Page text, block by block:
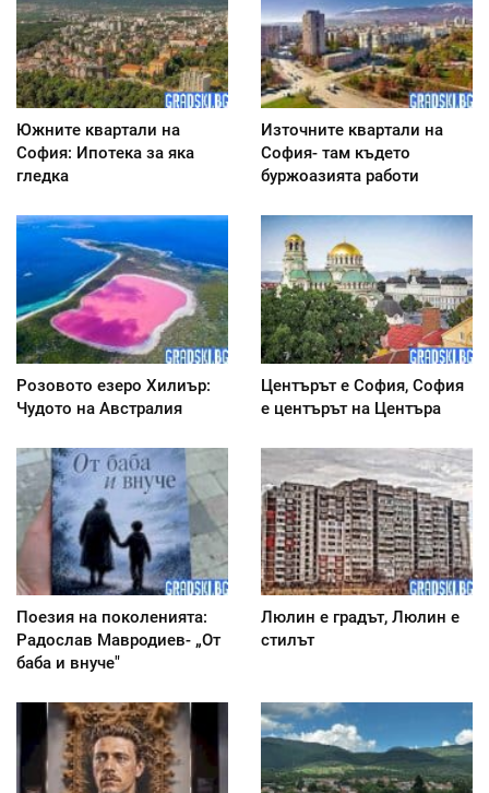
Южните квартали на
София: Ипотека за яка
гледка
Източните квартали на
София- там където
буржоазията работи
Розовото езеро Хилиър:
Чудото на Австралия
Центърът е София, София
е центърът на Центъра
Поезия на поколенията:
Радослав Мавродиев- „От
баба и внуче"
Люлин е градът, Люлин е
стилът